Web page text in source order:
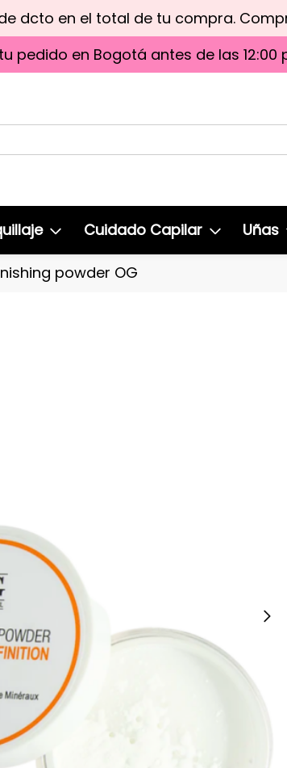
dcto en el total de tu compra.
pedido en Bogotá antes de las 12:00
Cuidado Capilar Uñas
powder OG